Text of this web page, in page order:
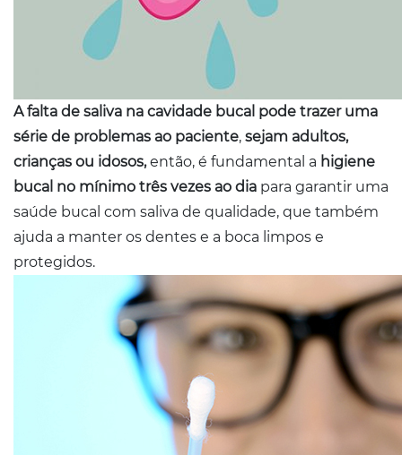
A falta de saliva na cavidade bucal pode trazer uma
série de problemas ao paciente, sejam adultos,
crianças ou idosos,então, é fundamental a higiene
bucal no mínimo três vezes ao dia para garantir uma
saúde bucal com saliva de qualidade, que também
ajuda a manter os dentes e a boca limpos e
protegidos.